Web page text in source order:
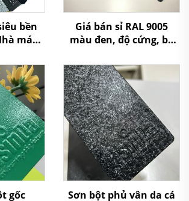
bền
máy
bán lẻ
Giá bán sỉ RAL 9005
màu đen, độ cứng, bề
bền cao, sơn phủ sơn
bột
gốc Sơn bột phủ vân da cá